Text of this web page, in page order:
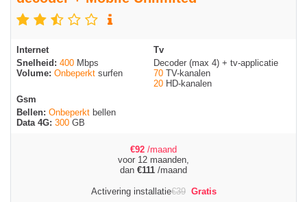
Internet
Snelheid: 400 Mbps
Volume: Onbeperkt surfen
Tv
Decoder (max 4) + tv-applicatie
70 TV-kanalen
20 HD-kanalen
Gsm
Bellen: Onbeperkt bellen
Data 4G: 300 GB
€92 /maand
voor 12 maanden,
dan €111 /maand
Activering installatie€39 Gratis